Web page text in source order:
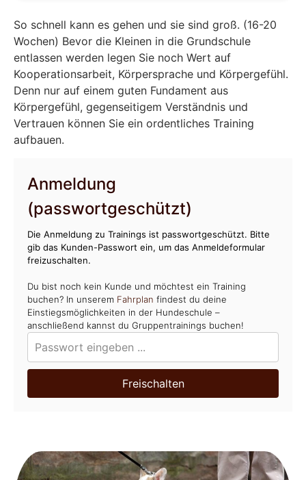
So schnell kann es gehen und sie sind groß. (16-20
Wochen) Bevor die Kleinen in die Grundschule
entlassen werden legen Sie noch Wert auf
Kooperationsarbeit, Körpersprache und Körpergefühl.
Denn nur auf einem guten Fundament aus
Körpergefühl, gegenseitigem Verständnis und
Vertrauen können Sie ein ordentliches Training
aufbauen.
Anmeldung
(passwortgeschützt)
Die Anmeldung zu Trainings ist passwortgeschützt. Bitte
gib das Kunden-Passwort ein, um das Anmeldeformular
freizuschalten.
Du bist noch kein Kunde und möchtest ein Training
buchen? In unserem Fahrplan findest du deine
Einstiegsmöglichkeiten in der Hundeschule –
anschließend kannst du Gruppentrainings buchen!
Freischalten